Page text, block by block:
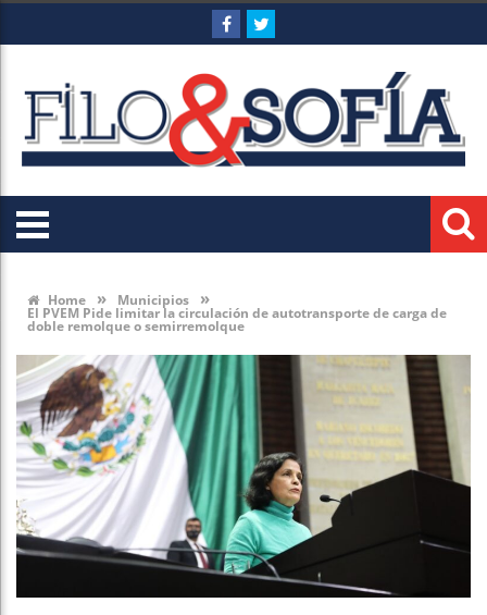
Home » Municipios »
El PVEM Pide limitar la circulación de autotransporte de carga de
doble remolque o semirremolque